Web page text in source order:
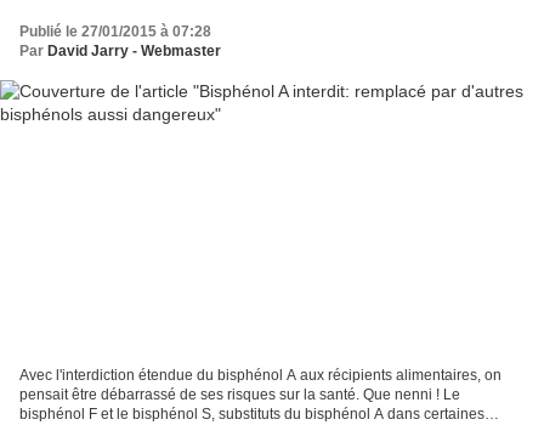
Publié le 27/01/2015 à 07:28
Par David Jarry - Webmaster
Avec l'interdiction étendue du bisphénol A aux récipients alimentaires, on
pensait être débarrassé de ses risques sur la santé. Que nenni ! Le
bisphénol F et le bisphénol S, substituts du bisphénol A dans certaines